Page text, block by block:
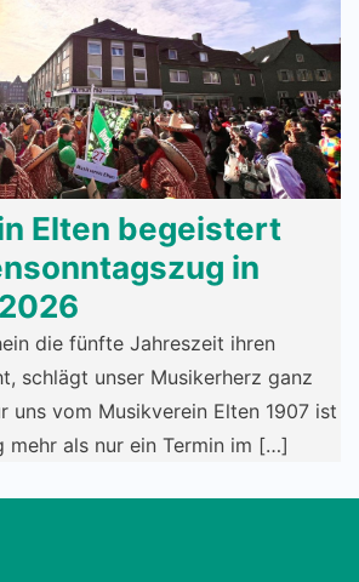
Elten begeistert
in
die fünfte Jahreszeit ihren
schlägt unser Musikerherz ganz
uns vom Musikverein Elten 1907 ist
mehr als nur ein Termin im […]